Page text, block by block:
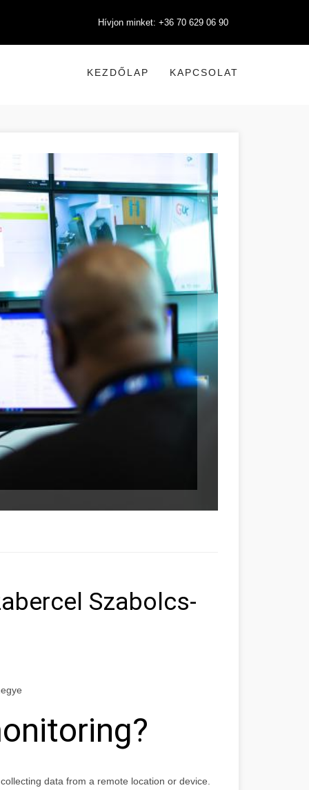
Hívjon minket: +36 70 629 06 90
KEZDŐLAP KAPCSOLAT
Szabolcs-
data from a remote location or device.